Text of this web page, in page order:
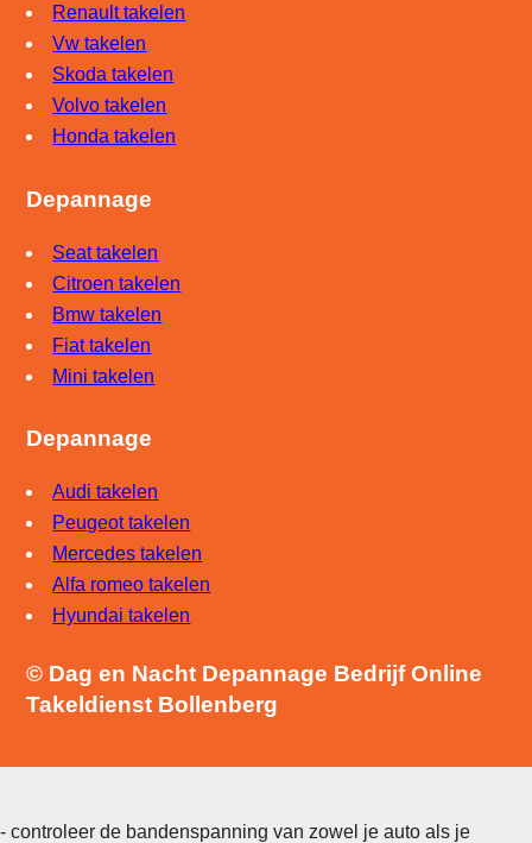
Renault takelen
Vw takelen
Skoda takelen
Volvo takelen
Honda takelen
Depannage
Seat takelen
Citroen takelen
Bmw takelen
Fiat takelen
Mini takelen
Depannage
Audi takelen
Peugeot takelen
Mercedes takelen
Alfa romeo takelen
Hyundai takelen
© Dag en Nacht Depannage Bedrijf Online
Takeldienst Bollenberg
- controleer de bandenspanning van zowel je auto als je